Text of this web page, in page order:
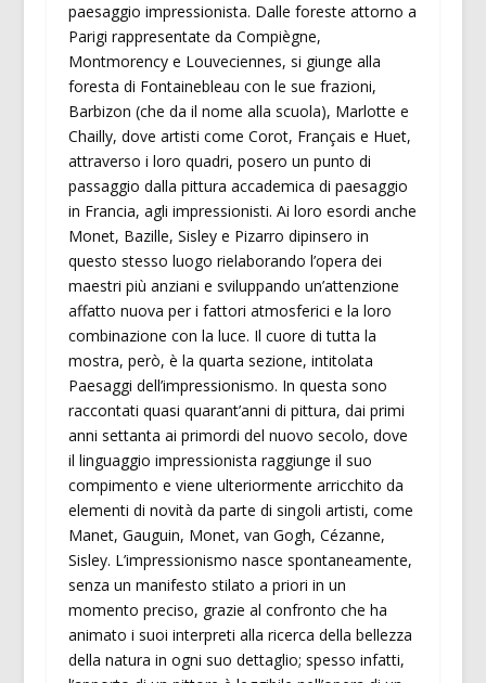
paesaggio impressionista. Dalle foreste attorno a
Parigi rappresentate da Compiègne,
Montmorency e Louveciennes, si giunge alla
foresta di Fontainebleau con le sue frazioni,
Barbizon (che da il nome alla scuola), Marlotte e
Chailly, dove artisti come Corot, Français e Huet,
attraverso i loro quadri, posero un punto di
passaggio dalla pittura accademica di paesaggio
in Francia, agli impressionisti. Ai loro esordi anche
Monet, Bazille, Sisley e Pizarro dipinsero in
questo stesso luogo rielaborando l’opera dei
maestri più anziani e sviluppando un’attenzione
affatto nuova per i fattori atmosferici e la loro
combinazione con la luce. Il cuore di tutta la
mostra, però, è la quarta sezione, intitolata
Paesaggi dell’impressionismo. In questa sono
raccontati quasi quarant’anni di pittura, dai primi
anni settanta ai primordi del nuovo secolo, dove
il linguaggio impressionista raggiunge il suo
compimento e viene ulteriormente arricchito da
elementi di novità da parte di singoli artisti, come
Manet, Gauguin, Monet, van Gogh, Cézanne,
Sisley. L’impressionismo nasce spontaneamente,
senza un manifesto stilato a priori in un
momento preciso, grazie al confronto che ha
animato i suoi interpreti alla ricerca della bellezza
della natura in ogni suo dettaglio; spesso infatti,